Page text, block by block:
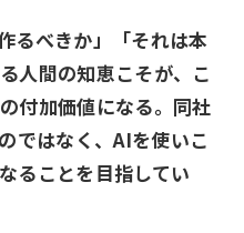
るべきか」「それは本
人間の知恵こそが、こ
付加価値になる。同社
ではなく、AIを使いこ
ることを目指してい